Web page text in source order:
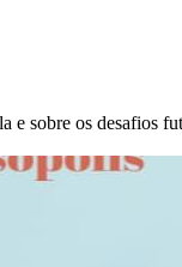
sobre os desafios